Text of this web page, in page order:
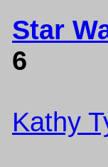
Star
6
Kathy